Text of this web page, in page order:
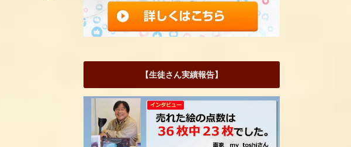
【生徒さん実績報告】